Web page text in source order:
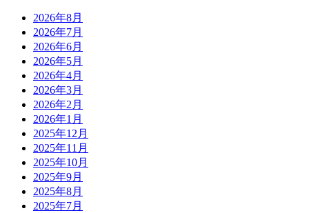
2026年8月
2026年7月
2026年6月
2026年5月
2026年4月
2026年3月
2026年2月
2026年1月
2025年12月
2025年11月
2025年10月
2025年9月
2025年8月
2025年7月